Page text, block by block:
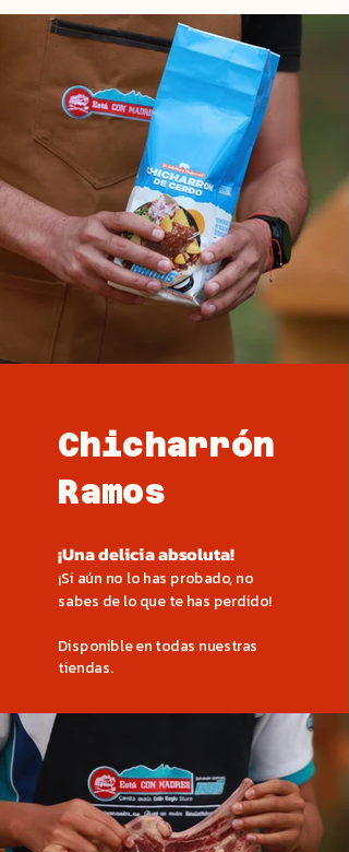
Chicharrón
Ramos
¡Una delicia absoluta!
¡Si aún no lo has probado, no
sabes de lo que te has perdido!
Disponible en todas nuestras
tiendas.